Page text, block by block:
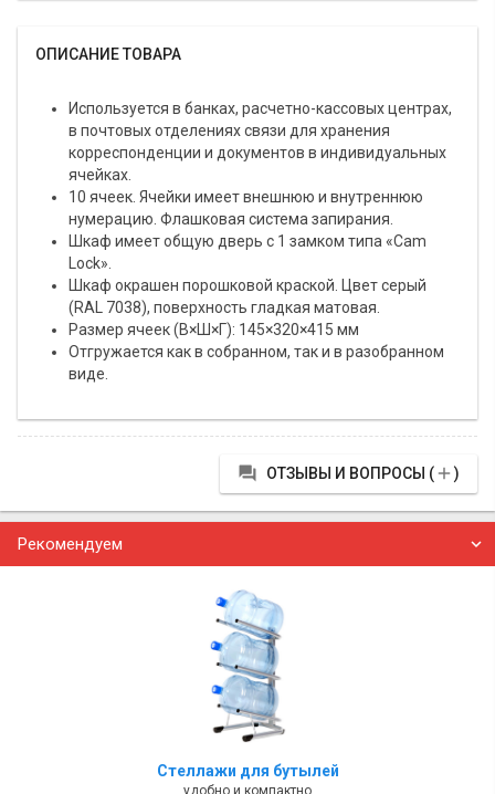
ОПИСАНИЕ ТОВАРА
Используется в банках, расчетно-кассовых центрах,
в почтовых отделениях связи для хранения
корреспонденции и документов в индивидуальных
ячейках.
10 ячеек. Ячейки имеет внешнюю и внутреннюю
нумерацию. Флашковая система запирания.
Шкаф имеет общую дверь с 1 замком типа «Cam
Lock».
Шкаф окрашен порошковой краской. Цвет серый
(RAL 7038), поверхность гладкая матовая.
Размер ячеек (В×Ш×Г): 145×320×415 мм
Отгружается как в собранном, так и в разобранном
виде.
 ОТЗЫВЫ И ВОПРОСЫ ()
Рекомендуем
Стеллажи для бутылей
удобно и компактно